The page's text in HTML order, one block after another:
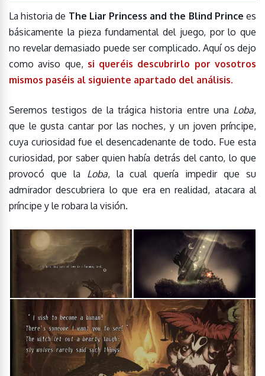
La historia de The Liar Princess and the Blind Prince es
básicamente la pieza fundamental del juego, por lo que
no revelar demasiado puede ser complicado. Aquí os dejo
como aviso que, si queréis descubrirlo por vosotros
mismos paséis al siguiente apartado del análisis.
Seremos testigos de la trágica historia entre una Loba,
que le gusta cantar por las noches, y un joven príncipe,
cuya curiosidad fue el desencadenante de todo. Fue esta
curiosidad, por saber quien había detrás del canto, lo que
provocó que la Loba, la cual quería impedir que su
admirador descubriera lo que era en realidad, atacara al
príncipe y le robara la visión.